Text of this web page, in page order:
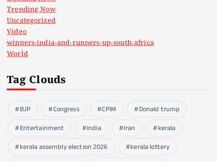
Trending Now
Uncategorized
Video
winners-india-and-runners-up-south-africa
World
Tag Clouds
BJP Congress CPIM
Donald trump
Entertainment
india Iran
kerala
kerala assembly election 2026
kerala lottery